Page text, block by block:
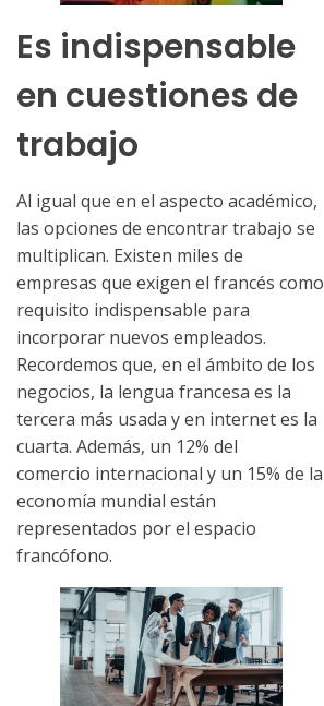
Es indispensable
en cuestiones de
trabajo
Al igual que en el aspecto académico,
las opciones de encontrar trabajo se
multiplican. Existen miles de
empresas que exigen el francés como
requisito indispensable para
incorporar nuevos empleados.
Recordemos que, en el ámbito de los
negocios, la lengua francesa es la
tercera más usada y en internet es la
cuarta. Además, un 12% del
comercio internacional y un 15% de la
economía mundial están
representados por el espacio
francófono.